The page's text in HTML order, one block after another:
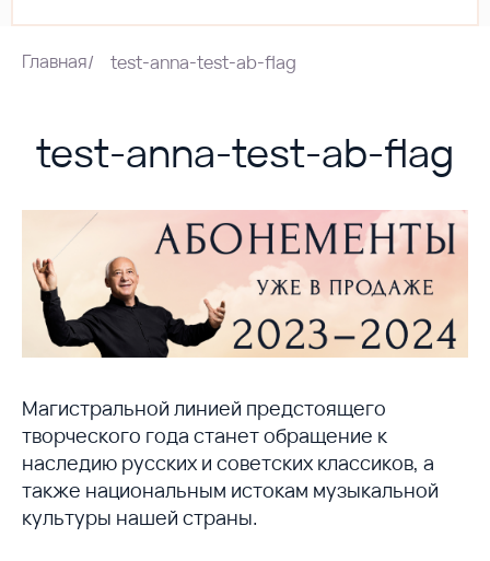
Главная/ test-anna-test-ab-flag
test-anna-test-ab-flag
Магистральной линией предстоящего
творческого года станет обращение к
наследию русских и советских классиков, а
также национальным истокам музыкальной
культуры нашей страны.